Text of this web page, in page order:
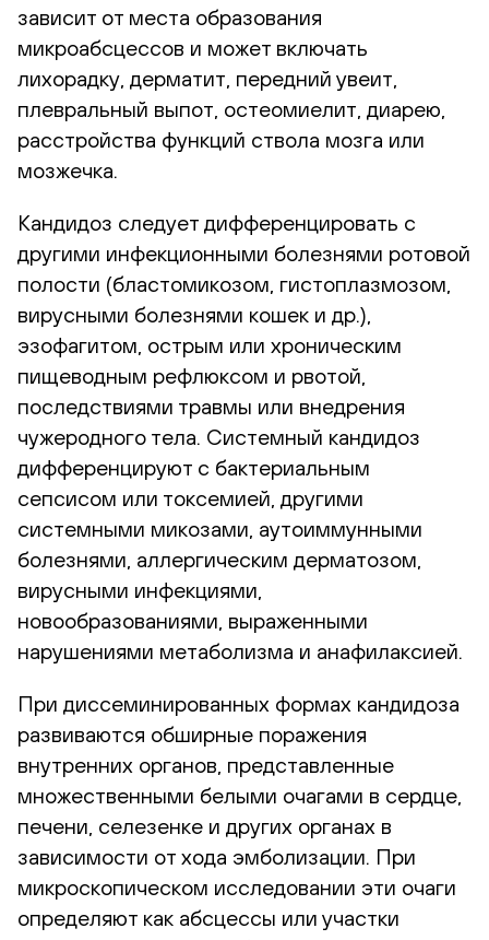
зависит от места образования
микроабсцессов и может включать
лихорадку, дерматит, передний увеит,
плевральный выпот, остеомиелит, диарею,
расстройства функций ствола мозга или
мозжечка.
Кандидоз следует дифференцировать с
другими инфекционными болезнями ротовой
полости (бластомикозом, гистоплазмозом,
вирусными болезнями кошек и др.),
эзофагитом, острым или хроническим
пищеводным рефлюксом и рвотой,
последствиями травмы или внедрения
чужеродного тела. Системный кандидоз
дифференцируют с бактериальным
сепсисом или токсемией, другими
системными микозами, аутоиммунными
болезнями, аллергическим дерматозом,
вирусными инфекциями,
новообразованиями, выраженными
нарушениями метаболизма и анафилаксией.
При диссеминированных формах кандидоза
развиваются обширные поражения
внутренних органов, представленные
множественными белыми очагами в сердце,
печени, селезенке и других органах в
зависимости от хода эмболизации. При
микроскопическом исследовании эти очаги
определяют как абсцессы или участки